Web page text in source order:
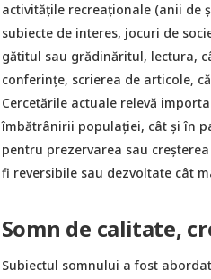
activitățile recreaționale (anii de
subiecte de interes, jocuri de
gătitul sau grădinăritul, lectura,
conferințe, scrierea de articole,
Cercetările actuale relevă
îmbătrânirii populației, cât și în
pentru prezervarea sau
fi reversibile sau dezvoltate cât
Somn de calitate,
Subiectul somnului a fost